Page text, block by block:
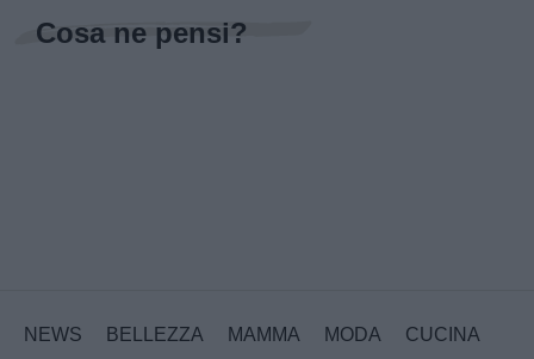
Cosa ne pensi?
NEWS BELLEZZA MAMMA MODA CUCINA